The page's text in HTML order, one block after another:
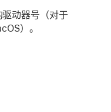
动器号（对于
）。